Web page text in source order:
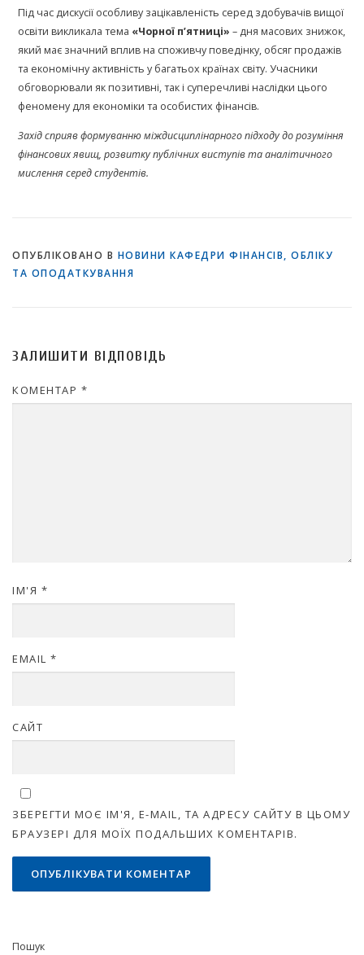
Під час дискусії особливу зацікавленість серед здобувачів вищої
освіти викликала тема «Чорної п’ятниці» – дня масових знижок,
який має значний вплив на споживчу поведінку, обсяг продажів
та економічну активність у багатьох країнах світу. Учасники
обговорювали як позитивні, так і суперечливі наслідки цього
феномену для економіки та особистих фінансів.
Захід сприяв формуванню міждисциплінарного підходу до розуміння
фінансових явищ, розвитку публічних виступів та аналітичного
мислення серед студентів.
ОПУБЛІКОВАНО В НОВИНИ КАФЕДРИ ФІНАНСІВ, ОБЛІКУ
ТА ОПОДАТКУВАННЯ
ЗАЛИШИТИ ВІДПОВІДЬ
КОМЕНТАР *
ІМ'Я *
EMAIL *
САЙТ
ЗБЕРЕГТИ МОЄ ІМ'Я, E-MAIL, ТА АДРЕСУ САЙТУ В ЦЬОМУ
БРАУЗЕРІ ДЛЯ МОЇХ ПОДАЛЬШИХ КОМЕНТАРІВ.
Пошук